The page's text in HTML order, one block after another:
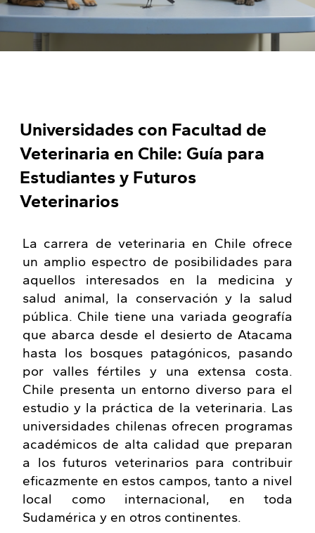
Universidades con Facultad de
Veterinaria en Chile: Guía para
Estudiantes y Futuros
Veterinarios
La carrera de veterinaria en Chile ofrece
un amplio espectro de posibilidades para
aquellos interesados en la medicina y
salud animal, la conservación y la salud
pública. Chile tiene una variada geografía
que abarca desde el desierto de Atacama
hasta los bosques patagónicos, pasando
por valles fértiles y una extensa costa.
Chile presenta un entorno diverso para el
estudio y la práctica de la veterinaria. Las
universidades chilenas ofrecen programas
académicos de alta calidad que preparan
a los futuros veterinarios para contribuir
eficazmente en estos campos, tanto a nivel
local como internacional, en toda
Sudamérica y en otros continentes.